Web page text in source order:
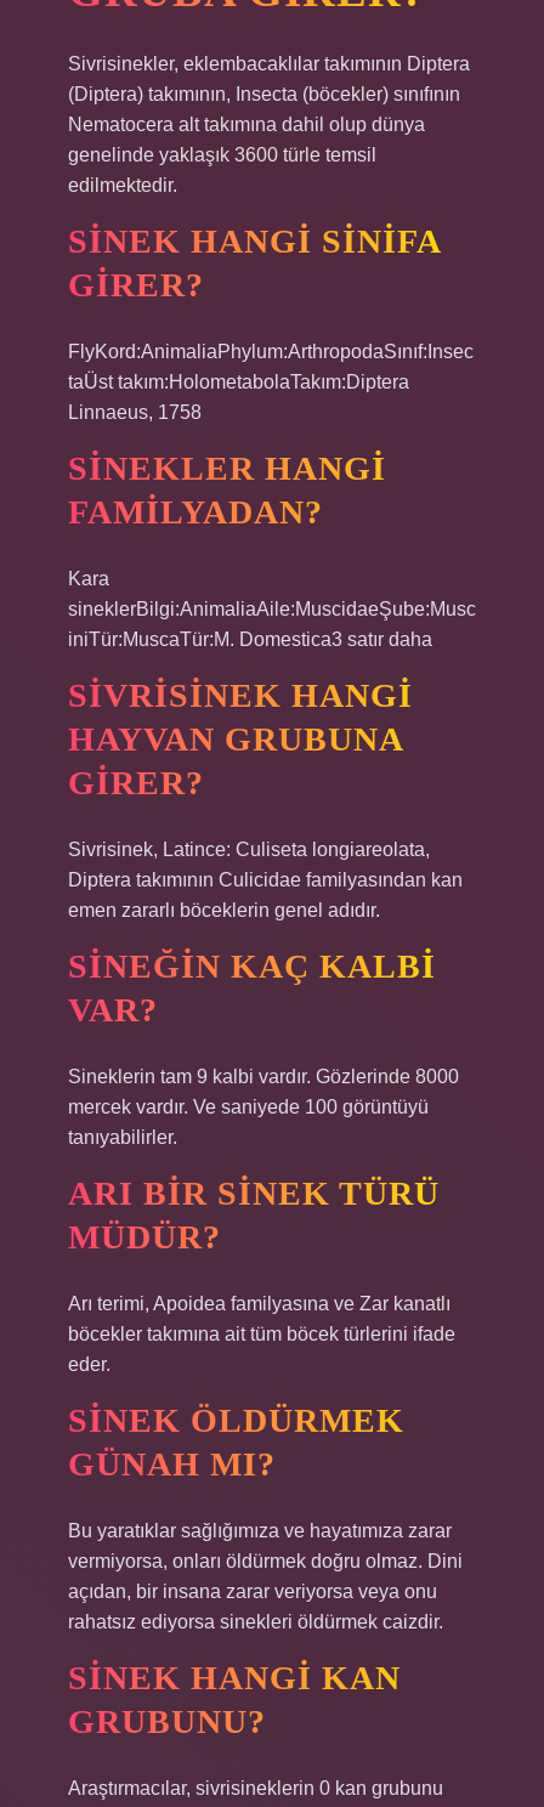
Sivrisinekler, eklembacaklılar takımının Diptera
(Diptera) takımının, Insecta (böcekler) sınıfının
Nematocera alt takımına dahil olup dünya
genelinde yaklaşık 3600 türle temsil
edilmektedir.
SINEK HANGI SINIFA
GIRER?
FlyKord:AnimaliaPhylum:ArthropodaSınıf:Insec
taÜst takım:HolometabolaTakım:Diptera
Linnaeus, 1758
SINEKLER HANGI
FAMILYADAN?
Kara
sineklerBilgi:AnimaliaAile:MuscidaeŞube:Musc
iniTür:MuscaTür:M. Domestica3 satır daha
SIVRISINEK HANGI
HAYVAN GRUBUNA
GIRER?
Sivrisinek, Latince: Culiseta longiareolata,
Diptera takımının Culicidae familyasından kan
emen zararlı böceklerin genel adıdır.
SINEĞIN KAÇ KALBI
VAR?
Sineklerin tam 9 kalbi vardır. Gözlerinde 8000
mercek vardır. Ve saniyede 100 görüntüyü
tanıyabilirler.
ARI BIR SINEK TÜRÜ
MÜDÜR?
Arı terimi, Apoidea familyasına ve Zar kanatlı
böcekler takımına ait tüm böcek türlerini ifade
eder.
SINEK ÖLDÜRMEK
GÜNAH MI?
Bu yaratıklar sağlığımıza ve hayatımıza zarar
vermiyorsa, onları öldürmek doğru olmaz. Dini
açıdan, bir insana zarar veriyorsa veya onu
rahatsız ediyorsa sinekleri öldürmek caizdir.
SINEK HANGI KAN
GRUBUNU?
Araştırmacılar, sivrisineklerin 0 kan grubunu